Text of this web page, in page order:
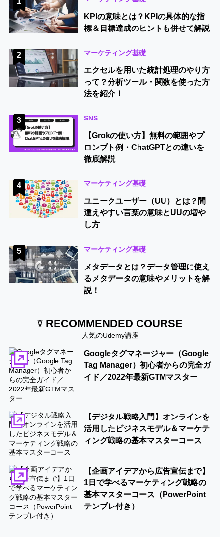
KPIの意味とは？KPIの具体的な指
標＆目標達成のヒントも併せて解説
2 マーケティング基礎
エクセルを用いた統計処理のやり方
って？分析ツール・関数を使った方
法を紹介！
3 SNS
【Grokの使い方】無料の範囲やプ
ロンプト例・ChatGPTとの違いを
徹底解説
4 マーケティング基礎
ユニークユーザー（UU）とは？間
違えやすい言葉の意味とUUの増や
し方
5 マーケティング基礎
メタデータとは？データ管理に使え
るメタデータの意味やメリットを解
説！
RECOMMENDED COURSE
人気のUdemy講座
Googleタグマネージャー（Google
Tag Manager）初心者からの完全ガ
イド／2022年最新GTMマスター
【デジタル戦略入門】オンラインを
活用したビジネスモデル＆マーケテ
ィング戦略の基本マスターコース
【企画アイデアから広告宣伝まで】
1日で学べるマーケティング戦略の
基本マスターコース（PowerPoint
テンプレ付き）